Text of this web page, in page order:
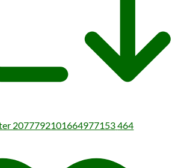
2077792101664977153464